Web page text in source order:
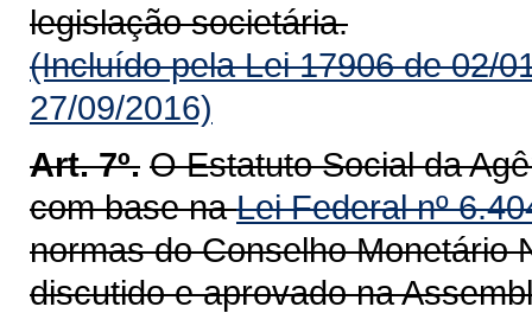
legislação societária.
(Incluído pela Lei 17906 de 02/
27/09/2016)
Art. 7º. O Estatuto Social da
com base naLei Federal nº
normas do Conselho Monetário
discutido e aprovado na